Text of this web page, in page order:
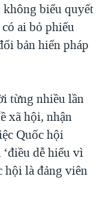
biểu quyết
ai bỏ phiếu
bản hiến pháp
từng nhiều lần
xã hội, nhận
Quốc hội
dễ hiểu vì
hội là đảng viên